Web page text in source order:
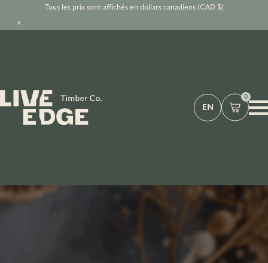
Tous les prix sont affichés en dollars canadiens (CAD $)
x
EN
0